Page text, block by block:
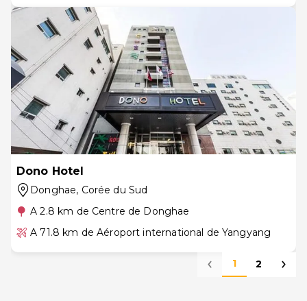
Dono Hotel
Donghae, Corée du Sud
A 2.8 km de Centre de Donghae
A 71.8 km de Aéroport international de Yangyang
1 2